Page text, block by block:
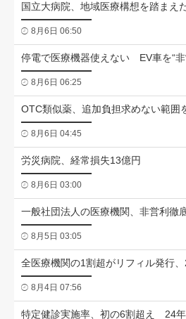
国立大病院、地域医療構想を踏まえ
8月6日 06:50
停電で医療機器使えない EV車を“非
8月6日 06:25
OTC類似薬、追加負担求めない範囲
8月6日 04:45
労災病院、経常損失13億円
8月6日 03:00
一般社団法人の医療機関、非営利徹
8月5日 03:05
全医療機関の1割超がリフィル発行
8月4日 07:56
特定健診実施率、初の6割超え 24